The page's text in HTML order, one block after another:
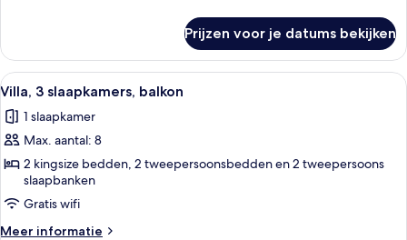
Shower)
laden
2
slaapkamers,
balkon
Accessible,
Transfer
Prijzen voor je datums bekijken
Alle
foto's
voor
Villa,
3
slaapkamers,
balkon
laden
Een hotelkamer met een bank, een
5
Villa, 3 slaapkamers, balkon
1 slaapkamer
Max. aantal: 8
2 kingsize bedden, 2 tweepersoonsbedden en 2 tweepersoons
slaapbanken
Gratis wifi
Meer informatie
Meer